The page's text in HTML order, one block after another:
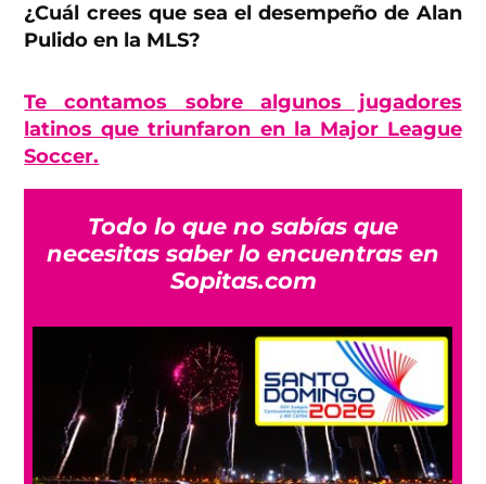
¿Cuál crees que sea el desempeño de Alan
Pulido en la MLS?
Te contamos sobre algunos jugadores
latinos que triunfaron en la Major League
Soccer.
Todo lo que no sabías que
necesitas saber lo encuentras en
Sopitas.com